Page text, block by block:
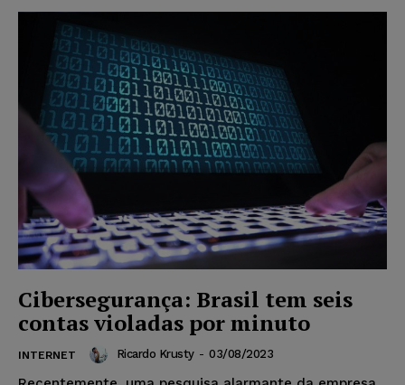
Cibersegurança: Brasil tem seis
contas violadas por minuto
INTERNET Ricardo Krusty - 03/08/2023